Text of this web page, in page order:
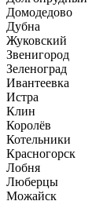
Домодедово
Дубна
Жуковский
Звенигород
Зеленоград
Ивантеевка
Истра
Клин
Королёв
Котельники
Красногорск
Лобня
Люберцы
Можайск